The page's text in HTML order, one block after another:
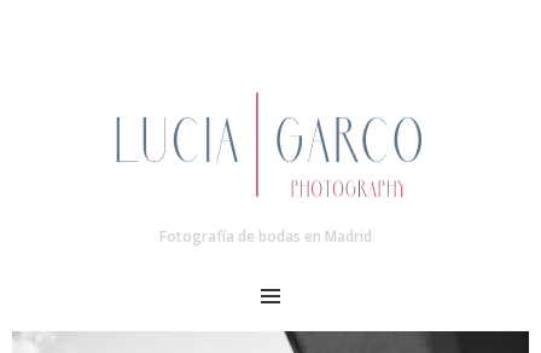
Fotografía de bodas en Madrid
MENU